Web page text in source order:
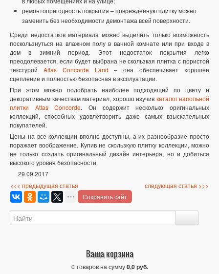
ремонтопригодность покрытия – поврежденную плитку можно
заменить без необходимости демонтажа всей поверхности.
Среди недостатков материала можно выделить только возможность
поскользнуться на влажном полу в ванной комнате или при входе в
дом в зимний период. Этот недостаток покрытия легко
преодолевается, если будет выбрана не скользкая плитка с пористой
текстурой Atlas Concorde Land – она обеспечивает хорошее
сцепление и полностью безопасная в эксплуатации.
При этом можно подобрать наиболее подходящий по цвету и
декоративным качествам материал, хорошо изучив каталог напольной
плитки Atlas Concorde. Он содержит несколько оригинальных
коллекций, способных удовлетворить даже самых взыскательных
покупателей.
Цены на все коллекции вполне доступны, а их разнообразие просто
поражает воображение. Купив не скользкую плитку коллекции, можно
не только создать оригинальный дизайн интерьера, но и добиться
высокого уровня безопасности.
29.09.2017
<<< предыдущая статья
следующая статья >>>
Сохранить сайт
Ваша корзина
0 товаров на сумму0,0 руб.